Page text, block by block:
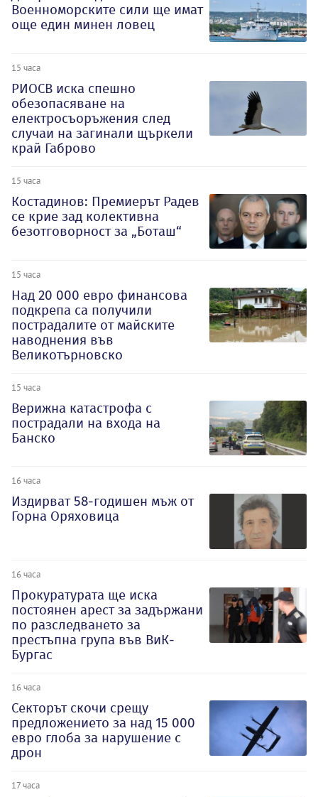
Военноморските сили ще имат
още един минен ловец
15 часа
РИОСВ иска спешно
обезопасяване на
електросъоръжения след
случаи на загинали щъркели
край Габрово
15 часа
Костадинов: Премиерът Радев
се крие зад колективна
безотговорност за „Боташ“
15 часа
Над 20 000 евро финансова
подкрепа са получили
пострадалите от майските
наводнения във
Великотърновско
15 часа
Верижна катастрофа с
пострадали на входа на
Банско
16 часа
Издирват 58-годишен мъж от
Горна Оряховица
16 часа
Прокуратурата ще иска
постоянен арест за задържани
по разследването за
престъпна група във ВиК-
Бургас
16 часа
Секторът скочи срещу
предложението за над 15 000
евро глоба за нарушение с
дрон
17 часа